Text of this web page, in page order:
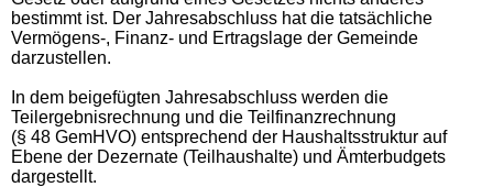
bestimmt ist. Der Jahresabschluss hat die tatsächliche
Vermögens-, Finanz- und Ertragslage der Gemeinde
darzustellen.
In dem beigefügten Jahresabschluss werden die
Teilergebnisrechnung und die Teilfinanzrechnung
(§ 48 GemHVO) entsprechend der Haushaltsstruktur auf
Ebene der Dezernate (Teilhaushalte) und Ämterbudgets
dargestellt.